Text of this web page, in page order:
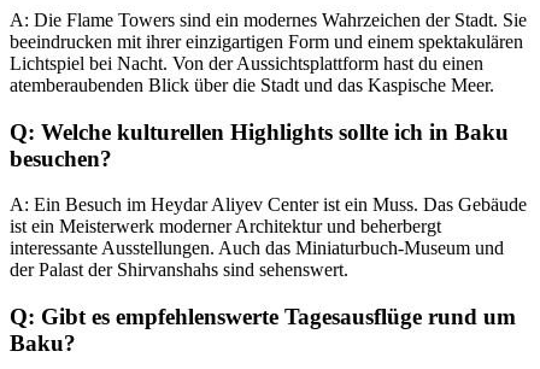
A: Die Flame Towers sind ein modernes Wahrzeichen der Stadt. Sie
beeindrucken mit ihrer einzigartigen Form und einem spektakulären
Lichtspiel bei Nacht. Von der Aussichtsplattform hast du einen
atemberaubenden Blick über die Stadt und das Kaspische Meer.
Q: Welche kulturellen Highlights sollte ich in Baku
besuchen?
A: Ein Besuch im Heydar Aliyev Center ist ein Muss. Das Gebäude
ist ein Meisterwerk moderner Architektur und beherbergt
interessante Ausstellungen. Auch das Miniaturbuch-Museum und
der Palast der Shirvanshahs sind sehenswert.
Q: Gibt es empfehlenswerte Tagesausflüge rund um
Baku?